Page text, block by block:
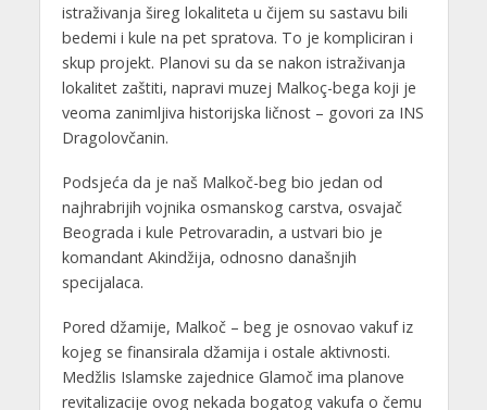
istraživanja šireg lokaliteta u čijem su sastavu bili
bedemi i kule na pet spratova. To je kompliciran i
skup projekt. Planovi su da se nakon istraživanja
lokalitet zaštiti, napravi muzej Malkoç-bega koji je
veoma zanimljiva historijska ličnost – govori za INS
Dragolovčanin.
Podsjeća da je naš Malkoč-beg bio jedan od
najhrabrijih vojnika osmanskog carstva, osvajač
Beograda i kule Petrovaradin, a ustvari bio je
komandant Akindžija, odnosno današnjih
specijalaca.
Pored džamije, Malkoč – beg je osnovao vakuf iz
kojeg se finansirala džamija i ostale aktivnosti.
Medžlis Islamske zajednice Glamoč ima planove
revitalizacije ovog nekada bogatog vakufa o čemu